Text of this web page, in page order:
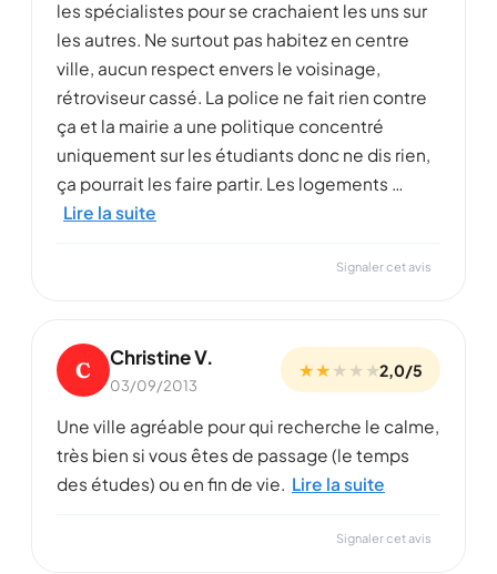
les spécialistes pour se crachaient les uns sur
les autres. Ne surtout pas habitez en centre
ville, aucun respect envers le voisinage,
rétroviseur cassé. La police ne fait rien contre
ça et la mairie a une politique concentré
uniquement sur les étudiants donc ne dis rien,
ça pourrait les faire partir. Les logements …
Lire la suite
Signaler cet avis
C Christine V.
03/09/2013
★ ★★ ★ ★2,0/5
Une ville agréable pour qui recherche le calme,
très bien si vous êtes de passage (le temps
des études) ou en fin de vie. Lire la suite
Signaler cet avis